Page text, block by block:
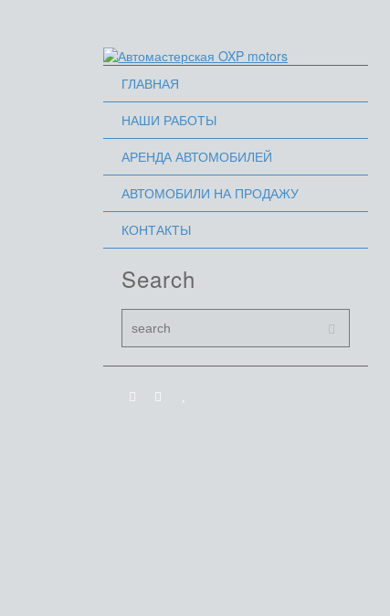
ГЛАВНАЯ
НАШИ РАБОТЫ
АРЕНДА АВТОМОБИЛЕЙ
АВТОМОБИЛИ НА ПРОДАЖУ
КОНТАКТЫ
Search